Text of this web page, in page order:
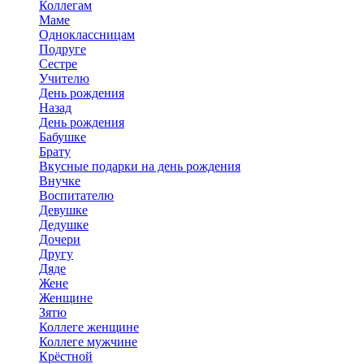
Коллегам
Маме
Одноклассницам
Подруге
Сестре
Учителю
День рождения
Назад
День рождения
Бабушке
Брату
Вкусные подарки на день рождения
Внучке
Воспитателю
Девушке
Дедушке
Дочери
Другу
Дяде
Жене
Женщине
Зятю
Коллеге женщине
Коллеге мужчине
Крёстной